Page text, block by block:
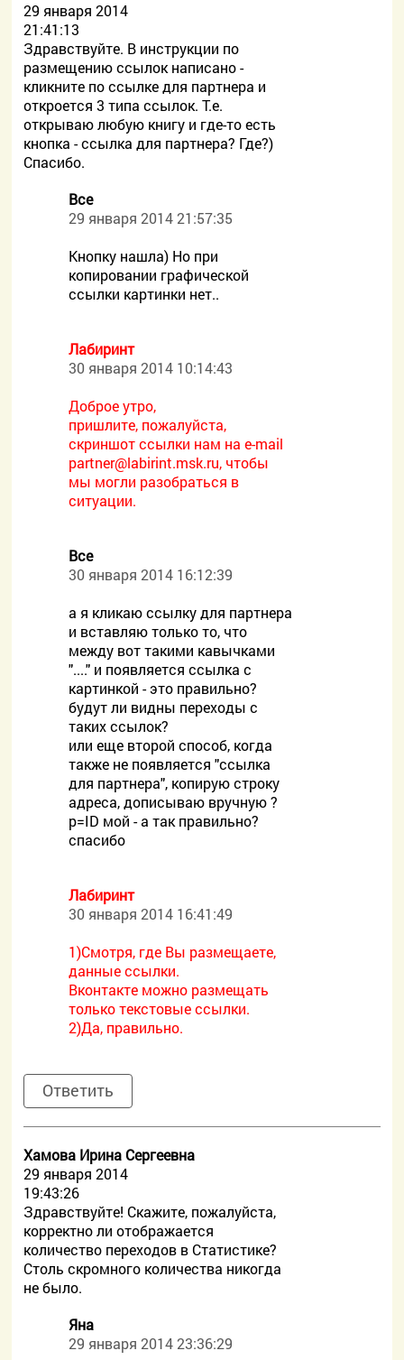
29 января 2014
21:41:13
Здравствуйте. В инструкции по
размещению ссылок написано -
кликните по ссылке для партнера и
откроется 3 типа ссылок. Т.е.
открываю любую книгу и где-то есть
кнопка - ссылка для партнера? Где?)
Спасибо.
Все
29 января 2014 21:57:35
Кнопку нашла) Но при
копировании графической
ссылки картинки нет..
Лабиринт
30 января 2014 10:14:43
Доброе утро,
пришлите, пожалуйста,
скриншот ссылки нам на e-mail
partner@labirint.msk.ru, чтобы
мы могли разобраться в
ситуации.
Все
30 января 2014 16:12:39
а я кликаю ссылку для партнера
и вставляю только то, что
между вот такими кавычками
"...." и появляется ссылка с
картинкой - это правильно?
будут ли видны переходы с
таких ссылок?
или еще второй способ, когда
также не появляется "ссылка
для партнера", копирую строку
адреса, дописываю вручную ?
p=ID мой - а так правильно?
спасибо
Лабиринт
30 января 2014 16:41:49
1)Смотря, где Вы размещаете,
данные ссылки.
Вконтакте можно размещать
только текстовые ссылки.
2)Да, правильно.
Ответить
Хамова Ирина Сергеевна
29 января 2014
19:43:26
Здравствуйте! Скажите, пожалуйста,
корректно ли отображается
количество переходов в Статистике?
Столь скромного количества никогда
не было.
Яна
29 января 2014 23:36:29